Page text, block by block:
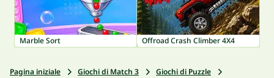
Marble Sort Offroad Crash Climber 4X4
Pagina iniziale Giochi di Match 3 Giochi di Puzzle